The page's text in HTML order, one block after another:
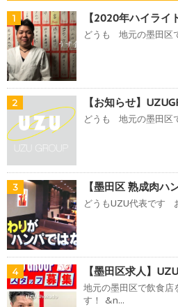
1 【2020年ハイライ
どうも 地元の墨田区
2 【お知らせ】
どうも 地元の墨田区
3 【墨田区 熟成肉ハ
どうもUZU代表です
4 【墨田区求人】
地元の墨田区で飲食店
す！ &n...